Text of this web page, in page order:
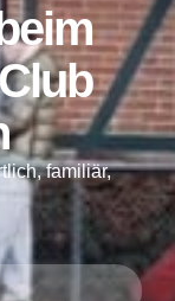
familiär,